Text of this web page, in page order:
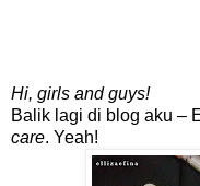
Hi, girls and guys!
Balik lagi di blog aku –
care. Yeah!